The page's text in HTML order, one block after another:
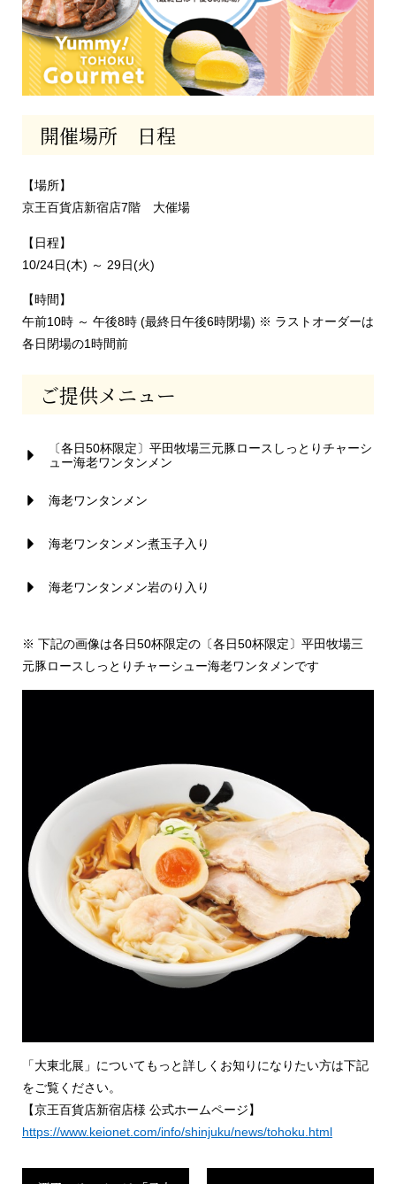
開催場所 日程
【場所】
京王百貨店新宿店7階 大催場
【日程】
10/24日(木) ～ 29日(火)
【時間】
午前10時 ～ 午後8時 (最終日午後6時閉場) ※ ラストオーダーは
各日閉場の1時間前
ご提供メニュー
〔各日50杯限定〕平田牧場三元豚ロースしっとりチャーシ
ュー海老ワンタンメン
海老ワンタンメン
海老ワンタンメン煮玉子入り
海老ワンタンメン岩のり入り
※ 下記の画像は各日50杯限定の〔各日50杯限定〕平田牧場三
元豚ロースしっとりチャーシュー海老ワンタメンです
「大東北展」についてもっと詳しくお知りになりたい方は下記
をご覧ください。
【京王百貨店新宿店様 公式ホームページ】
https://www.keionet.com/info/shinjuku/news/tohoku.html